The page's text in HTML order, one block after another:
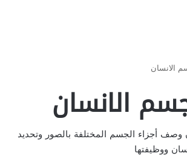
الانسان
الانسان
أجزاء الجسم المختلفة بالصور وتحديد
ووظيفتها